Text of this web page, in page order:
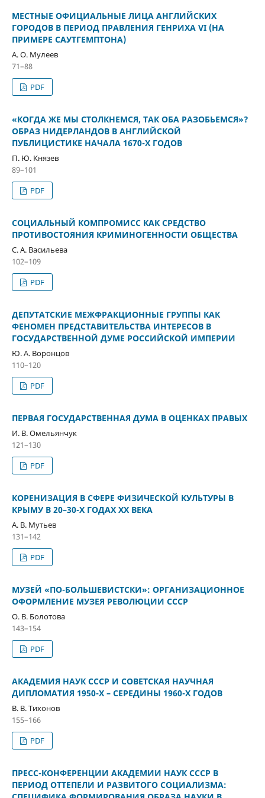
МЕСТНЫЕ ОФИЦИАЛЬНЫЕ ЛИЦА АНГЛИЙСКИХ
ГОРОДОВ В ПЕРИОД ПРАВЛЕНИЯ ГЕНРИХА VI (НА
ПРИМЕРЕ САУТГЕМПТОНА)
А. О. Мулеев
71–88
PDF
«КОГДА ЖЕ МЫ СТОЛКНЕМСЯ, ТАК ОБА РАЗОБЬЕМСЯ»?
ОБРАЗ НИДЕРЛАНДОВ В АНГЛИЙСКОЙ
ПУБЛИЦИСТИКЕ НАЧАЛА 1670-Х ГОДОВ
П. Ю. Князев
89–101
PDF
СОЦИАЛЬНЫЙ КОМПРОМИСС КАК СРЕДСТВО
ПРОТИВОСТОЯНИЯ КРИМИНОГЕННОСТИ ОБЩЕСТВА
С. А. Васильева
102–109
PDF
ДЕПУТАТСКИЕ МЕЖФРАКЦИОННЫЕ ГРУППЫ КАК
ФЕНОМЕН ПРЕДСТАВИТЕЛЬСТВА ИНТЕРЕСОВ В
ГОСУДАРСТВЕННОЙ ДУМЕ РОССИЙСКОЙ ИМПЕРИИ
Ю. А. Воронцов
110–120
PDF
ПЕРВАЯ ГОСУДАРСТВЕННАЯ ДУМА В ОЦЕНКАХ ПРАВЫХ
И. В. Омельянчук
121–130
PDF
КОРЕНИЗАЦИЯ В СФЕРЕ ФИЗИЧЕСКОЙ КУЛЬТУРЫ В
КРЫМУ В 20–30-Х ГОДАХ ХХ ВЕКА
А. В. Мутьев
131–142
PDF
МУЗЕЙ «ПО-БОЛЬШЕВИСТСКИ»: ОРГАНИЗАЦИОННОЕ
ОФОРМЛЕНИЕ МУЗЕЯ РЕВОЛЮЦИИ СССР
О. В. Болотова
143–154
PDF
АКАДЕМИЯ НАУК СССР И СОВЕТСКАЯ НАУЧНАЯ
ДИПЛОМАТИЯ 1950-Х – СЕРЕДИНЫ 1960-Х ГОДОВ
В. В. Тихонов
155–166
PDF
ПРЕСС-КОНФЕРЕНЦИИ АКАДЕМИИ НАУК СССР В
ПЕРИОД ОТТЕПЕЛИ И РАЗВИТОГО СОЦИАЛИЗМА: